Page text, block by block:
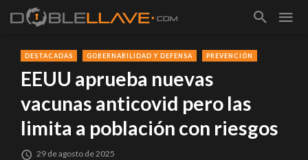
DESTACADAS GOBERNABILIDAD Y DEFENSA PREVENCIÓN
EEUU aprueba nuevas
vacunas anticovid pero las
limita a población con riesgos
29 de agosto de 2025